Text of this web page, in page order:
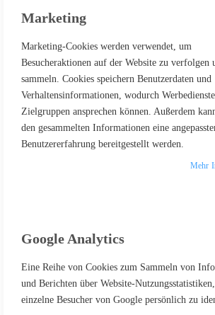
EINKAUFEN NACH
Kategorie Displays & Projektoren
TFTs
Marketing
Marketing-Cookies werden verwendet, um
Besucheraktionen auf der Website zu verfolgen
sammeln. Cookies speichern Benutzerdaten und
Verhaltensinformationen, wodurch
Zielgruppen ansprechen können. Außerdem
den gesammelten Informationen eine
Benutzererfahrung bereitgestellt werden.
Mehr
Google Analytics
Eine Reihe von Cookies zum Sammeln von
und Berichten über Website-
einzelne Besucher von Google persönlich zu